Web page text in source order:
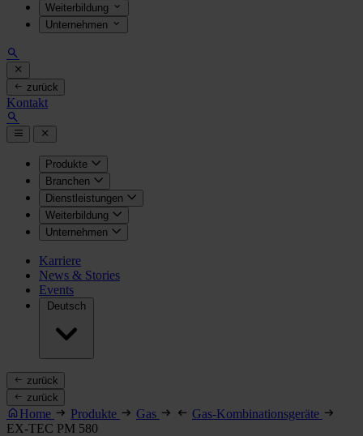
Weiterbildung
Unternehmen
zurück
Kontakt
Produkte
Branchen
Dienstleistungen
Weiterbildung
Unternehmen
Karriere
News & Stories
Events
Deutsch
zurück
zurück
Home Produkte Gas
Gas-Kombinationsgeräte
EX-TEC PM 580